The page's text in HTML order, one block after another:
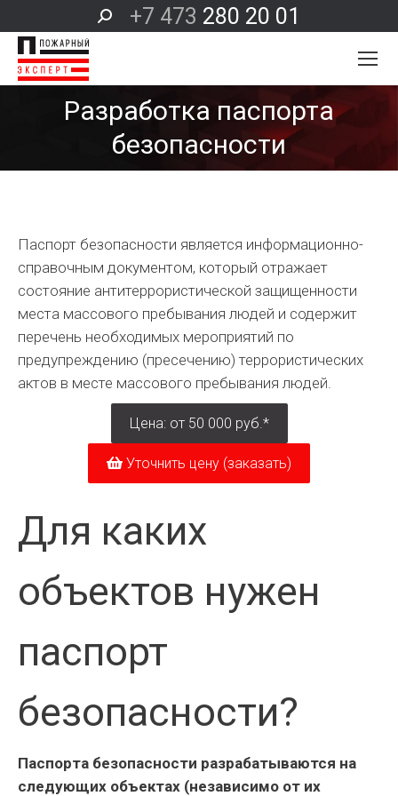
Поиск:+7 473 280 20 01
Разработка паспорта
безопасности
Паспорт безопасности является информационно-
справочным документом, который отражает
состояние антитеррористической защищенности
места массового пребывания людей и содержит
перечень необходимых мероприятий по
предупреждению (пресечению) террористических
актов в месте массового пребывания людей.
Цена: от 50 000 руб.*
Уточнить цену (заказать)
Для каких
объектов нужен
паспорт
безопасности?
Паспорта безопасности разрабатываются на
следующих объектах (независимо от их